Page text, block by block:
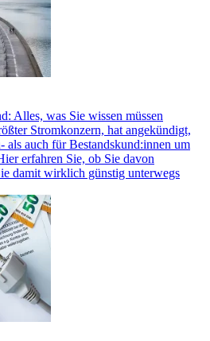
Alles, was Sie wissen müssen
Stromkonzern, hat angekündigt,
als auch für Bestandskund:innen um
erfahren Sie, ob Sie davon
damit wirklich günstig unterwegs